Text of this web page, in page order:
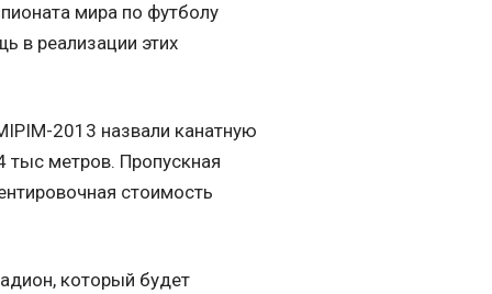
мира по футболу
в реализации этих
2013 назвали канатную
тыс метров. Пропускная
стоимость
который будет